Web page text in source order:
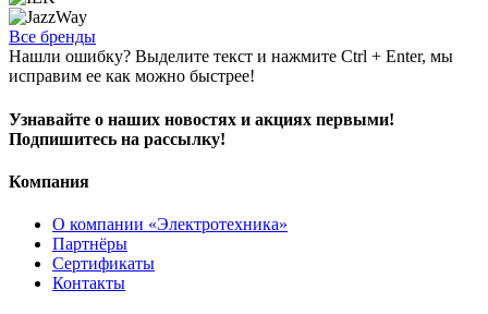
Все бренды
Нашли ошибку? Выделите текст и нажмите Ctrl + Enter, мы
исправим ее как можно быстрее!
Узнавайте о наших новостях и акциях первыми!
Подпишитесь на рассылку!
Компания
О компании «Электротехника»
Партнёры
Сертификаты
Контакты